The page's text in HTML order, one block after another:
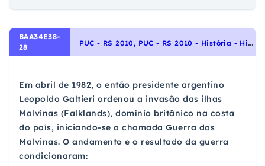
BAA34E38-
28
P
UC - RS 2010, PUC - RS 2010 - História - História Geral
Em abril de 1982, o então presidente argentino
Leopoldo Galtieri ordenou a invasão das ilhas
Malvinas (Falklands), domínio britânico na costa
do país, iniciando-se a chamada Guerra das
Malvinas. O andamento e o resultado da guerra
condicionaram: